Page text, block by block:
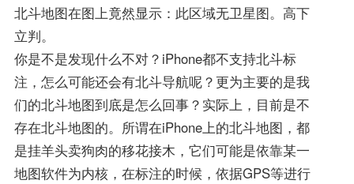
北斗地图在图上竟然显示：此区域无卫星图。高下
立判。
你是不是发现什么不对？iPhone都不支持北斗标
注，怎么可能还会有北斗导航呢？更为主要的是我
们的北斗地图到底是怎么回事？实际上，目前是不
存在北斗地图的。所谓在iPhone上的北斗地图，都
是挂羊头卖狗肉的移花接木，它们可能是依靠某一
地图软件为内核，在标注的时候，依据GPS等进行